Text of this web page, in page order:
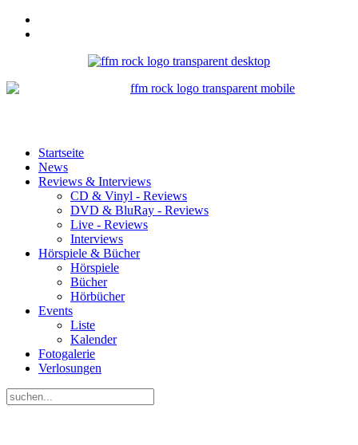
Startseite
News
Reviews & Interviews
CD & Vinyl - Reviews
DVD & BluRay - Reviews
Live - Reviews
Interviews
Hörspiele & Bücher
Hörspiele
Bücher
Hörbücher
Events
Liste
Kalender
Fotogalerie
Verlosungen